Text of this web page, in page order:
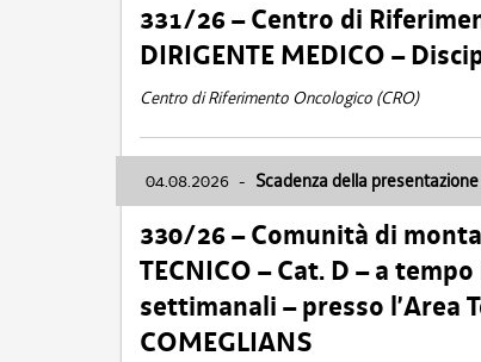
331/26 – Centro di
DIRIGENTE MEDICO –
Centro di Riferimento Oncologico (CRO)
04.08.2026 - Scadenza della
330/26 – Comunità di
TECNICO – Cat. D – a
settimanali – presso l’Area
COMEGLIANS